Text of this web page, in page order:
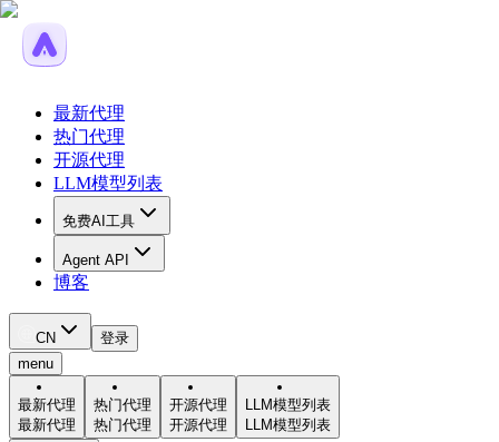
最新代理
热门代理
开源代理
LLM模型列表
免费AI工具
Agent API
博客
CN
登录
menu
最新代理
最新代理
热门代理
热门代理
开源代理
开源代理
LLM模型列表
LLM模型列表